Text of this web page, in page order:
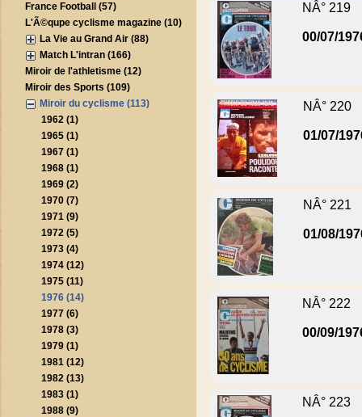
France Football (57)
L'Ã©qupe cyclisme magazine (10)
La Vie au Grand Air (88)
Match L'intran (166)
Miroir de l'athletisme (12)
Miroir des Sports (109)
Miroir du cyclisme (113)
1962 (1)
1965 (1)
1967 (1)
1968 (1)
1969 (2)
1970 (7)
1971 (9)
1972 (5)
1973 (4)
1974 (12)
1975 (11)
1976 (14)
1977 (6)
1978 (3)
1979 (1)
1981 (12)
1982 (13)
1983 (1)
1988 (9)
NÂ° 219
00/07/
NÂ° 220
01/07/
NÂ° 221
01/08/
NÂ° 222
00/09/
NÂ° 223